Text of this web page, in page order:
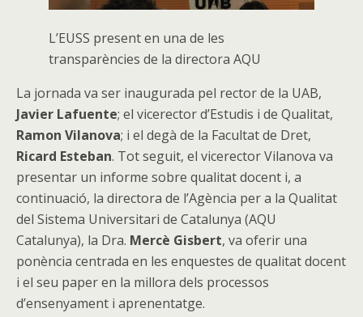
L’EUSS present en una de les
transparències de la directora AQU
La jornada va ser inaugurada pel rector de la UAB,
Javier Lafuente; el vicerector d’Estudis i de Qualitat,
Ramon Vilanova; i el degà de la Facultat de Dret,
Ricard Esteban. Tot seguit, el vicerector Vilanova va
presentar un informe sobre qualitat docent i, a
continuació, la directora de l’Agència per a la Qualitat
del Sistema Universitari de Catalunya (AQU
Catalunya), la Dra. Mercè Gisbert, va oferir una
ponència centrada en les enquestes de qualitat docent
i el seu paper en la millora dels processos
d’ensenyament i aprenentatge.